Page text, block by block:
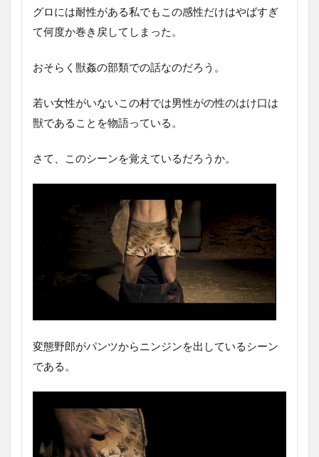
グロには耐性がある私でもこの感性だけはやばすぎ
て何度か巻き戻してしまった。
おそらく獣姦の部類での話なのだろう。
若い女性がいないこの村では男性がの性のはけ口は
獣であることを物語っている。
さて、このシーンを覚えているだろうか。
変態野郎がパンツからニンジンを出しているシーン
である。